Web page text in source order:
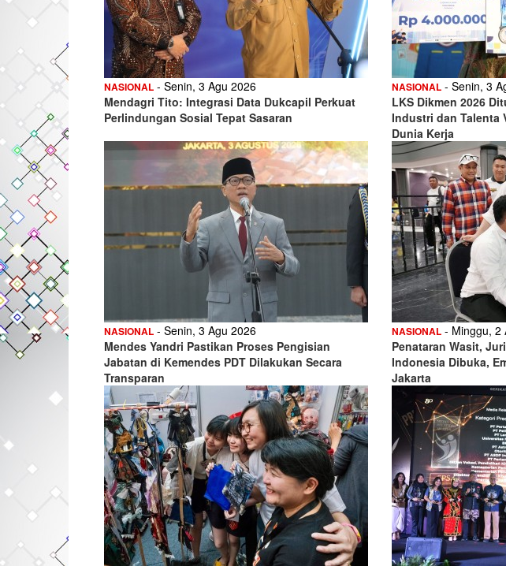
NASIONAL - Senin, 3 Agu 2026
Mendagri Tito: Integrasi Data Dukcapil Perkuat
Perlindungan Sosial Tepat Sasaran
NASIONAL - Senin, 3
LKS Dikmen 2026
Industri dan Talenta
Dunia Kerja
NASIONAL - Senin, 3 Agu 2026
Mendes Yandri Pastikan Proses Pengisian
Jabatan di Kemendes PDT Dilakukan Secara
Transparan
NASIONAL - Minggu, 2
Penataran Wasit,
Indonesia Dibuka,
Jakarta